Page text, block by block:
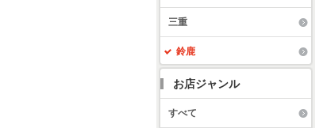
三重
鈴鹿
お店ジャンル
すべて